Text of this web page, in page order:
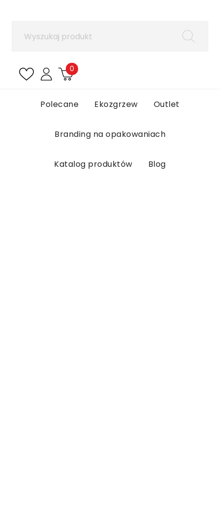
0
Polecane Ekozgrzew Outlet
Branding na opakowaniach
Katalog produktów Blog
Aby zapisać produkty na liście ulubionych, musisz
Anuluj Zaloguj się